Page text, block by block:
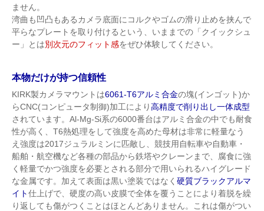
ません。
湾曲も凹凸もあるカメラ底面にコルクやゴムの滑り止めを挟んで
平らなプレートを取り付けるという、いままでの「クイックシュ
ー」とは別次元のフィット感をぜひ体験してください。
本物だけが持つ信頼性
KIRK製カメラマウントは6061-T6アルミ合金の塊(インゴット)か
らCNC(コンピュータ制御)加工により高精度で削り出し一体成型
されています。Al-Mg-Si系の6000番台はアルミ合金の中でも耐食
性が高く、T6熱処理をして強度を高めた母材は非常に軽量なう
え強度は2017ジュラルミンに匹敵し、競技用自転車や自動車・
船舶・航空機など各種の部品から鉄塔やクレーンまで、腐食に強
く軽量でかつ強度を必要とされる部分で用いられるハイグレード
な金属です。加えて表面は黒い塗装ではなく 硬質ブラックアルマ
イト仕上げで、硬度の高い皮膜で全体を覆うことにより着脱を繰
り返しても傷がつくことはほとんどありません。これは傷がつい